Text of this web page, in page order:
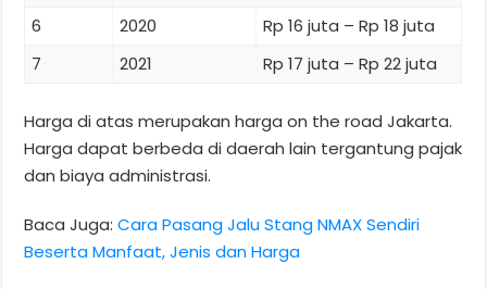
6
2020
Rp 16 juta – Rp 18 juta
7
2021 Rp 17 juta – Rp 22 juta
Harga di atas merupakan harga on the road Jakarta.
Harga dapat berbeda di daerah lain tergantung pajak
dan biaya administrasi.
Baca Juga:Cara Pasang Jalu Stang NMAX Sendiri
Beserta Manfaat, Jenis dan Harga